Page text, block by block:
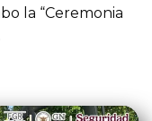
la “Ceremonia